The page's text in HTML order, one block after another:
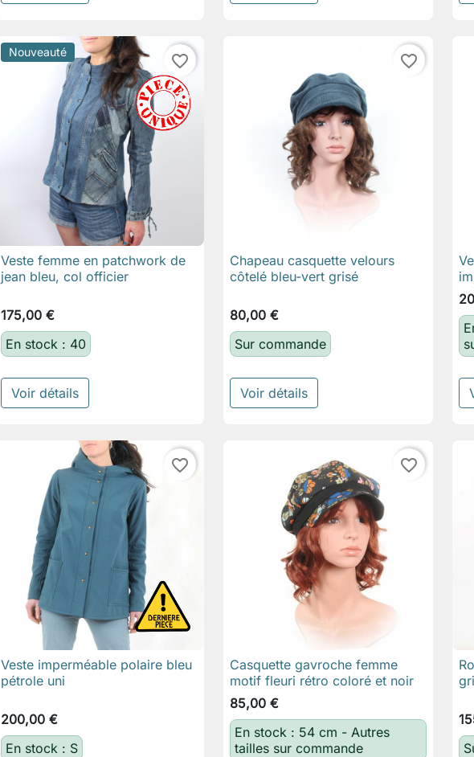
Nouveauté favorite_border
 Aperçu rapide
Veste femme en patchwork de
jean bleu, col officier
175,00 €
En stock : 40
Voir détails
favorite_border
 Aperçu rapide
Chapeau casquette velours
côtelé bleu-vert grisé
80,00 €
Sur commande
Voir détails
favorite_border
 Aperçu rapide
Veste imperméable polaire bleu
pétrole uni
200,00 €
En stock : S
favorite_border
 Aperçu rapide
Casquette gavroche femme
motif fleuri rétro coloré et noir
85,00 €
En stock : 54 cm - Autres
tailles sur commande